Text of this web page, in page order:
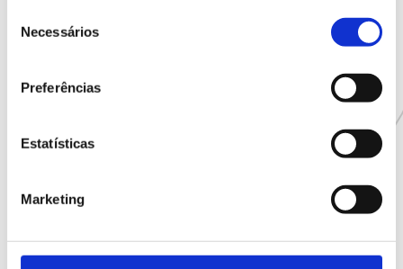
Necessários
Preferências
Estatísticas
Marketing